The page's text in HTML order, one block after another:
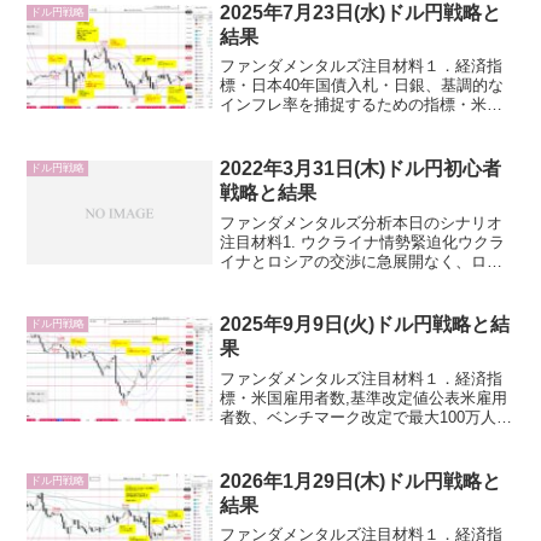
ドル円戦略
2025年7月23日(水)ドル円戦略と
結果
ファンダメンタルズ注目材料１．経済指
標・日本40年国債入札・日銀、基調的な
インフレ率を捕捉するための指標・米国
経済懇談会）・米国トランプ大統領・
FEDウォッチャー、W...
ドル円戦略
2022年3月31日(木)ドル円初心者
戦略と結果
ファンダメンタルズ分析本日のシナリオ
注目材料1. ウクライナ情勢緊迫化ウクラ
イナとロシアの交渉に急展開なく、ロシ
上昇」になりやすいですが、強いサプラ
イズの報道や要人発言...
ドル円戦略
2025年9月9日(火)ドル円戦略と結
果
ファンダメンタルズ注目材料１．経済指
標・米国雇用者数,基準改定値公表米雇用
者数、ベンチマーク改定で最大100万人減
国3年債入札２．要人発言・米国トラン
プ...
ドル円戦略
2026年1月29日(木)ドル円戦略と
結果
ファンダメンタルズ注目材料１．経済指